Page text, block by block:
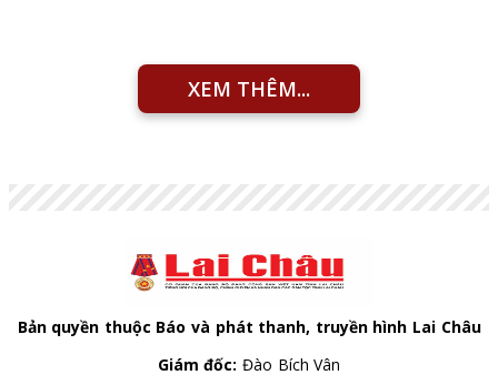
XEM THÊM...
Bản quyền thuộc Báo và phát thanh, truyền hình Lai Châu
Giám đốc: Đào Bích Vân